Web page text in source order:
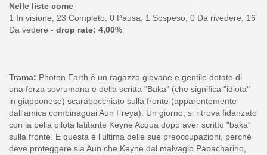
Nelle liste come
1 In visione, 23 Completo, 0 Pausa, 1 Sospeso, 0 Da rivedere, 16
Da vedere - drop rate: 4,00%
Trama: Photon Earth è un ragazzo giovane e gentile dotato di
una forza sovrumana e della scritta "Baka" (che significa "idiota"
in giapponese) scarabocchiato sulla fronte (apparentemente
dall'amica combinaguai Aun Freya). Un giorno, si ritrova fidanzato
con la bella pilota latitante Keyne Acqua dopo aver scritto "baka"
sulla fronte. E questa è l'ultima delle sue preoccupazioni, perché
deve proteggere sia Aun che Keyne dal malvagio Papacharino,